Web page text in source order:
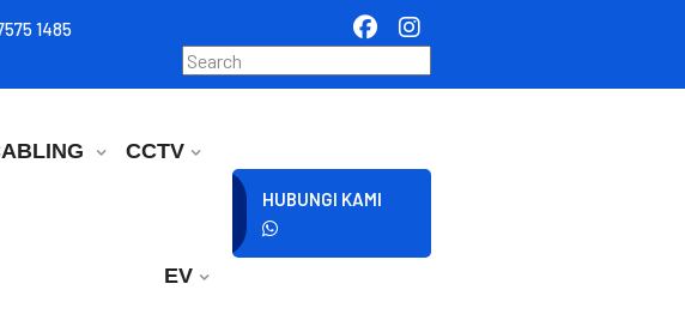
1485
CCTV
EV
HUBUNGI KAMI